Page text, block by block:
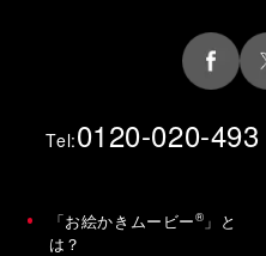
Tel:0120-020-493
「お絵かきムービー® 」と
は？